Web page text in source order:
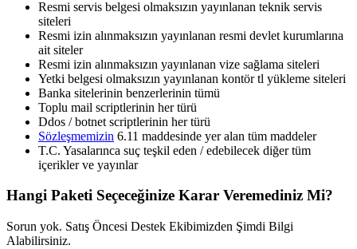
Resmi servis belgesi olmaksızın yayınlanan teknik servis
siteleri
Resmi izin alınmaksızın yayınlanan resmi devlet kurumlarına
ait siteler
Resmi izin alınmaksızın yayınlanan vize sağlama siteleri
Yetki belgesi olmaksızın yayınlanan kontör tl yükleme siteleri
Banka sitelerinin benzerlerinin tümü
Toplu mail scriptlerinin her türü
Ddos / botnet scriptlerinin her türü
Sözleşmemizin 6.11 maddesinde yer alan tüm maddeler
T.C. Yasalarınca suç teşkil eden / edebilecek diğer tüm
içerikler ve yayınlar
Hangi Paketi Seçeceğinize Karar Veremediniz Mi?
Sorun yok. Satış Öncesi Destek Ekibimizden Şimdi Bilgi
Alabilirsiniz.